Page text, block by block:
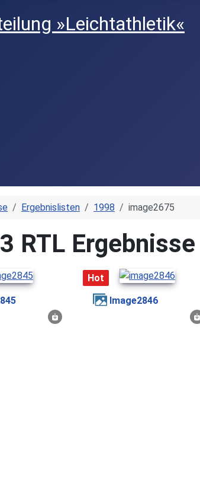
Ergebnislisten 1998 image2675
RTL Ergebnisse
Hot
image2846